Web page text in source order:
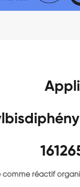
comme réactif